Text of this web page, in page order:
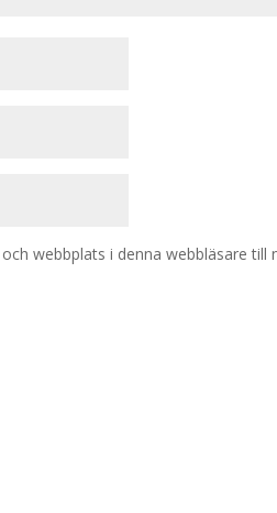
webbplats i denna webbläsare till